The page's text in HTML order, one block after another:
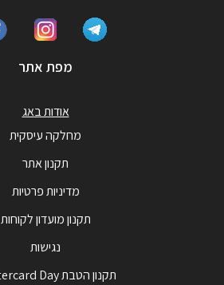
מפת אתר
אודות באג
מחלקה עיסקית
תקנון אתר
מדיניות פרטיות
תקנון מועדון לקוחות
נגישות
תקנון הטבת Mastercard Day